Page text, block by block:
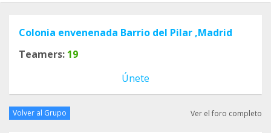
Colonia envenenada Barrio del Pilar ,Madrid
Teamers: 19
Únete
Volver al Grupo Ver el foro completo